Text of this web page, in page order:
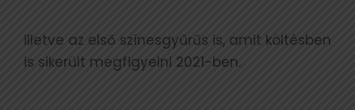
illetve az első színesgyűrűs is, amit költésben
is sikerült megfigyelni 2021-ben.